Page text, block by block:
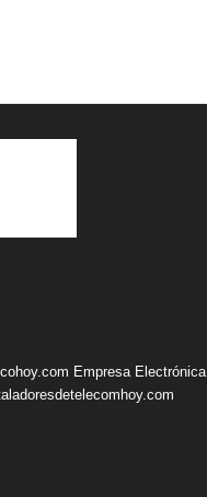
Empresa Electrónica